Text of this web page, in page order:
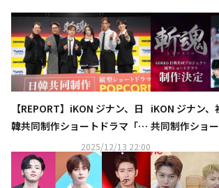
【REPORT】iKON ジナン、日
韓共同制作ショートドラマ「斬
魂」初挑戦で主演に抜擢“緊張
は全くなかった”
2025/12/13 22:00
iKON ジナン
共同制作ショ